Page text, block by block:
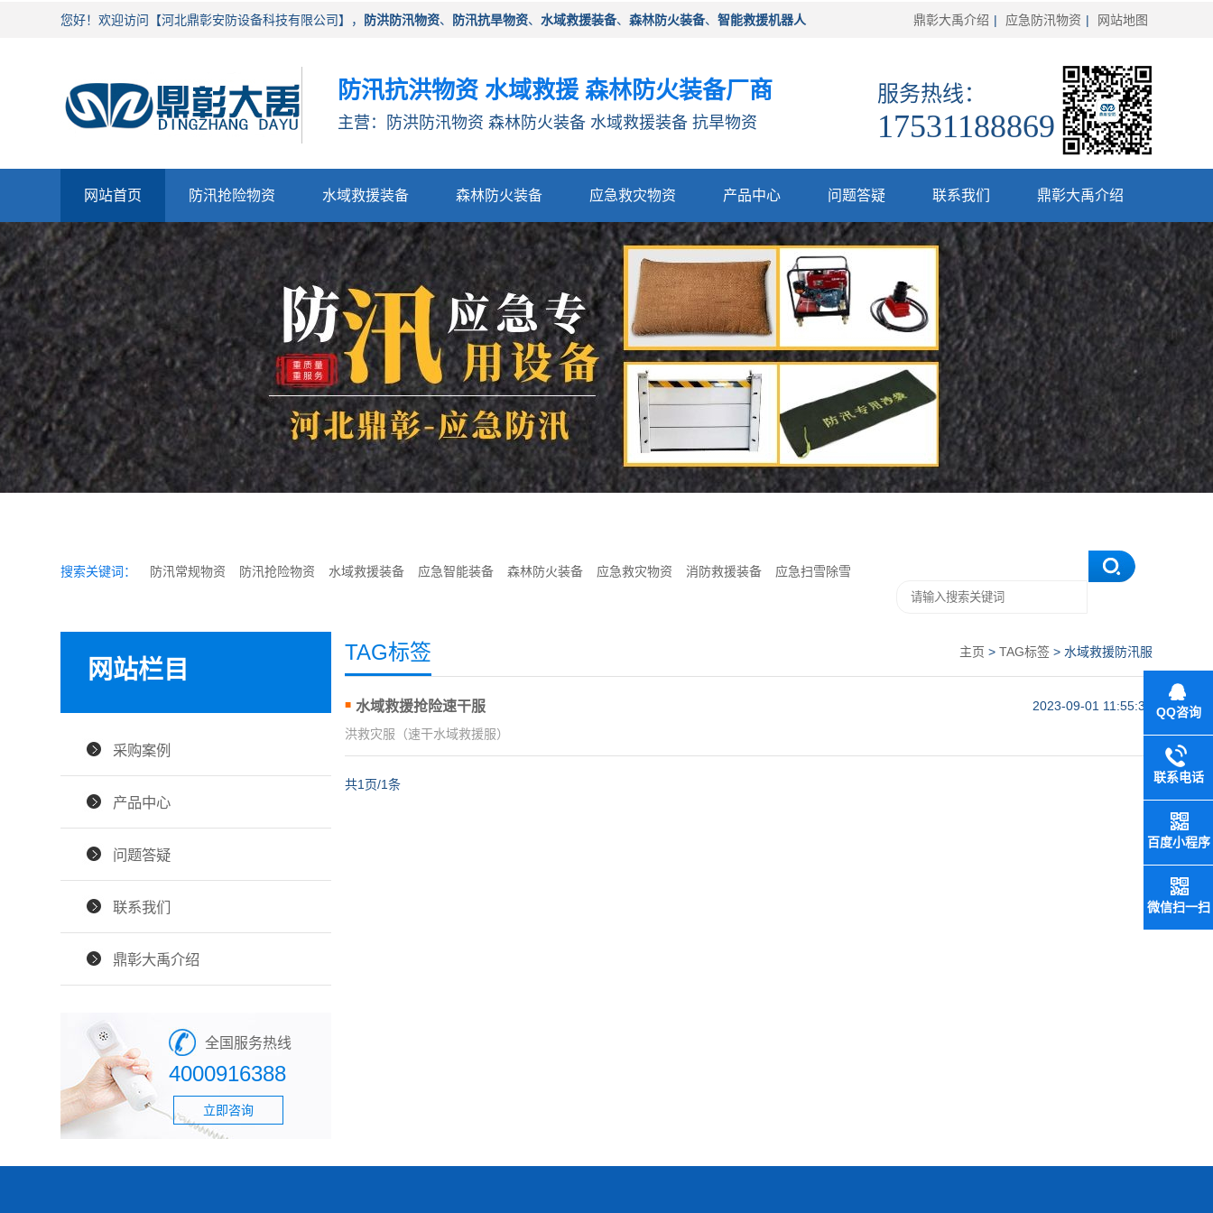
您好！欢迎访问【河北鼎彰安防设备科技有限公司】， 防洪防汛物资、 防汛抗旱物资、 水域救援装备、 森林防火装备、 智能救援机器人 鼎彰大禹介绍 | 应急防汛物资 | 网站地图
防汛抗洪物资 水域救援 森林防火装备厂商
主营：防洪防汛物资 森林防火装备 水域救援装备 抗旱物资
服务热线：
17531188869
网站首页 防汛抢险物资 水域救援装备 森林防火装备 应急救灾物资 产品中心 问题答疑 联系我们 鼎彰大禹介绍
搜索关键词： 防汛常规物资 防汛抢险物资 水域救援装备 应急智能装备 森林防火装备 应急救灾物资 消防救援装备 应急扫雪除雪
网站栏目
采购案例
产品中心
问题答疑
联系我们
鼎彰大禹介绍
全国服务热线
4000916388
立即咨询
TAG标签 主页 > TAG标签 > 水域救援防汛服
水域救援抢险速干服
2023-09-01 11:55:35
洪救灾服（速干水域救援服）
共1页/1条
QQ咨询
联系电话
百度小程序
微信扫一扫